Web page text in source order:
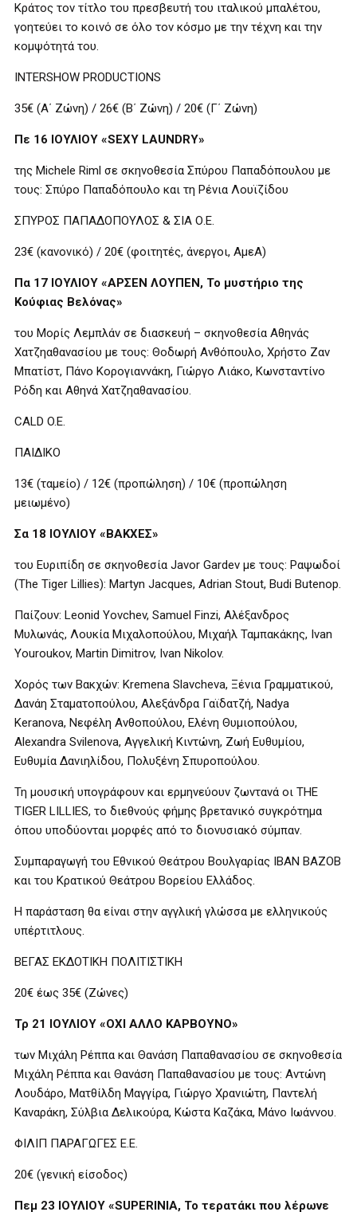
Κράτος τον τίτλο του πρεσβευτή του ιταλικού μπαλέτου,
γοητεύει το κοινό σε όλο τον κόσμο με την τέχνη και την
κομψότητά του.
INTERSHOW PRODUCTIONS
35€ (Α΄ Ζώνη) / 26€ (Β΄ Ζώνη) / 20€ (Γ΄ Ζώνη)
Πε 16 ΙΟΥΛΙΟΥ «SEXY LAUNDRY»
της Michele Riml σε σκηνοθεσία Σπύρου Παπαδόπουλου με
τους: Σπύρο Παπαδόπουλο και τη Ρένια Λουϊζίδου
ΣΠΥΡΟΣ ΠΑΠΑΔΟΠΟΥΛΟΣ & ΣΙΑ Ο.Ε.
23€ (κανονικό) / 20€ (φοιτητές, άνεργοι, ΑμεΑ)
Πα 17 ΙΟΥΛΙΟΥ «ΑΡΣΕΝ ΛΟΥΠΕΝ, Το μυστήριο της
Κούφιας Βελόνας»
του Μορίς Λεμπλάν σε διασκευή – σκηνοθεσία Αθηνάς
Χατζηαθανασίου με τους: Θοδωρή Ανθόπουλο, Χρήστο Ζαν
Μπατίστ, Πάνο Κορογιαννάκη, Γιώργο Λιάκο, Κωνσταντίνο
Ρόδη και Αθηνά Χατζηαθανασίου.
CALD O.E.
ΠΑΙΔΙΚΟ
13€ (ταμείο) / 12€ (προπώληση) / 10€ (προπώληση
μειωμένο)
Σα 18 ΙΟΥΛΙΟΥ «ΒΑΚΧΕΣ»
του Ευριπίδη σε σκηνοθεσία Javor Gardev με τους: Ραψωδοί
(The Tiger Lillies): Martyn Jacques, Adrian Stout, Budi Butenop.
Παίζουν: Leonid Yovchev, Samuel Finzi, Αλέξανδρος
Μυλωνάς, Λουκία Μιχαλοπούλου, Μιχαήλ Ταμπακάκης, Ivan
Youroukov, Martin Dimitrov, Ivan Nikolov.
Χορός των Βακχών: Kremena Slavcheva, Ξένια Γραμματικού,
Δανάη Σταματοπούλου, Αλεξάνδρα Γαϊδατζή, Nadya
Keranova, Νεφέλη Ανθοπούλου, Ελένη Θυμιοπούλου,
Alexandra Svilenova, Αγγελική Κιντώνη, Ζωή Ευθυμίου,
Ευθυμία Δανιηλίδου, Πολυξένη Σπυροπούλου.
Τη μουσική υπογράφουν και ερμηνεύουν ζωντανά οι THE
TIGER LILLIES, το διεθνούς φήμης βρετανικό συγκρότημα
όπου υποδύονται μορφές από το διονυσιακό σύμπαν.
Συμπαραγωγή του Εθνικού Θεάτρου Βουλγαρίας IBAN BAZOB
και του Κρατικού Θεάτρου Βορείου Ελλάδος.
Η παράσταση θα είναι στην αγγλική γλώσσα με ελληνικούς
υπέρτιτλους.
ΒΕΓΑΣ ΕΚΔΟΤΙΚΗ ΠΟΛΙΤΙΣΤΙΚΗ
20€ έως 35€ (Ζώνες)
Τρ 21 ΙΟΥΛΙΟΥ «ΟΧΙ ΑΛΛΟ ΚΑΡΒΟΥΝΟ»
των Μιχάλη Ρέππα και Θανάση Παπαθανασίου σε σκηνοθεσία
Μιχάλη Ρέππα και Θανάση Παπαθανασίου με τους: Αντώνη
Λουδάρο, Ματθίλδη Μαγγίρα, Γιώργο Χρανιώτη, Παντελή
Καναράκη, Σύλβια Δελικούρα, Κώστα Καζάκα, Μάνο Ιωάννου.
ΦΙΛΙΠ ΠΑΡΑΓΩΓΕΣ Ε.Ε.
20€ (γενική είσοδος)
Πεμ 23 ΙΟΥΛΙΟΥ «SUPERINIA, Το τερατάκι που λέρωνε